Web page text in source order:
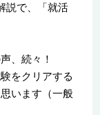
説で、「就活
、続々！
をクリアする
います（一般